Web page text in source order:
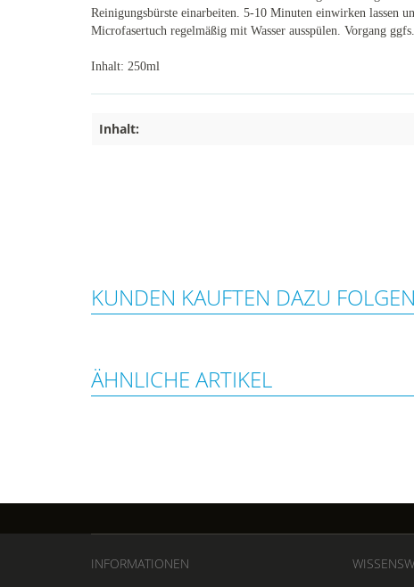
Reinigungsbürste einarbeiten. 5-10 Minuten einwirken lassen
Microfasertuch regelmäßig mit Wasser ausspülen. Vorgang
Inhalt: 250ml
Inhalt:
KUNDEN KAUFTEN DAZU
ÄHNLICHE ARTIKEL
INFORMATIONEN